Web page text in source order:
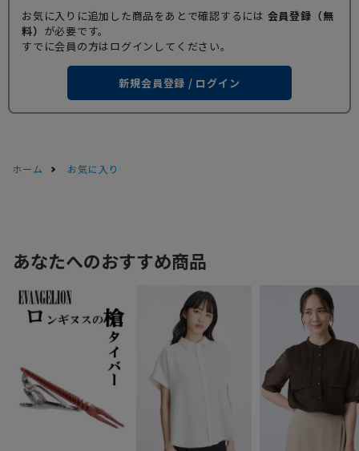
お気に入りに追加した商品をあとで確認するには 会員登録（無
料） が必要です。
すでに会員の方はログインしてください。
新規会員登録 / ログイン
ホーム お気に入り